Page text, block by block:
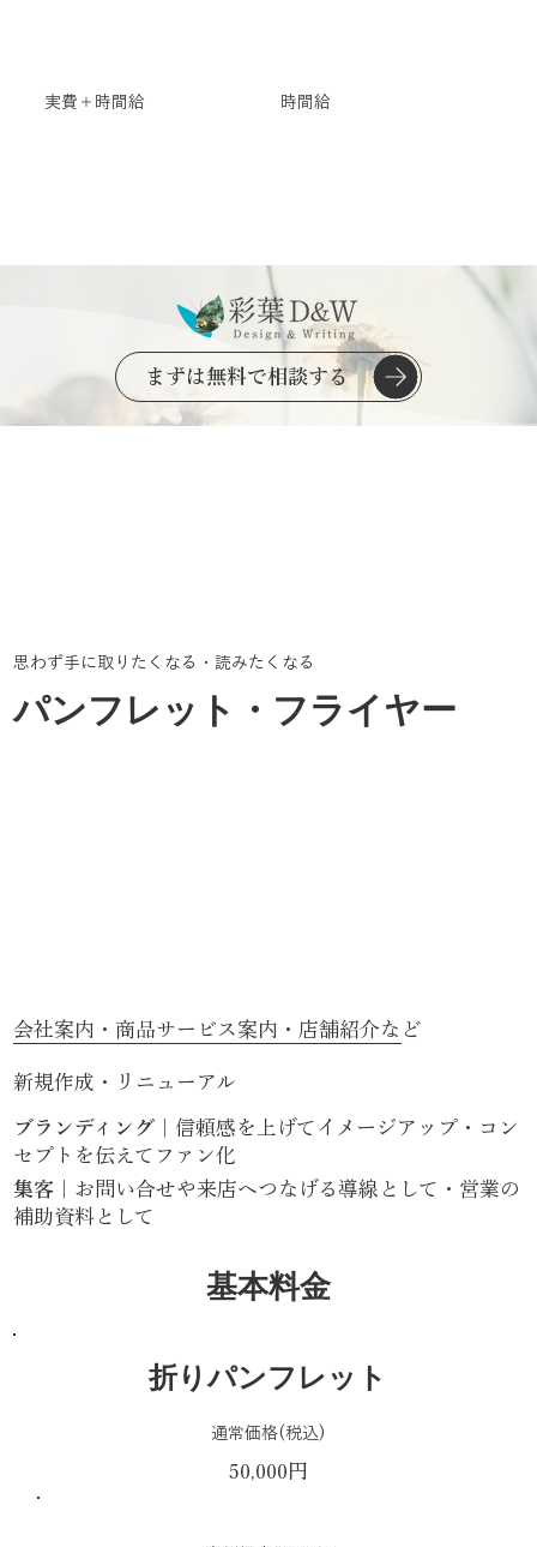
実費＋時間給 時間給
まずは無料で相談する
思わず手に取りたくなる・読みたくなる
パンフレット・フライヤー
会社案内・商品サービス案内・店舗紹介など
新規作成・リニューアル
ブランディング｜信頼感を上げてイメージアップ・コン
セプトを伝えてファン化
集客｜お問い合せや来店へつなげる導線として・営業の
補助資料として
基本料金
折りパンフレット
通常価格(税込)
50,000円